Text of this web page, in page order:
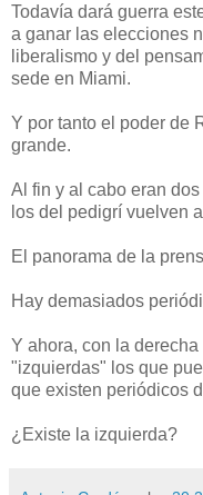
Todavía dará guerra
a ganar las elecciones
liberalismo y del
sede en Miami.
Y por tanto el poder de
grande.
Al fin y al cabo eran
los del pedigrí vuelven
El panorama de la
Hay demasiados
Y ahora, con la
"izquierdas" los que
que existen periódicos
¿Existe la izquierda?